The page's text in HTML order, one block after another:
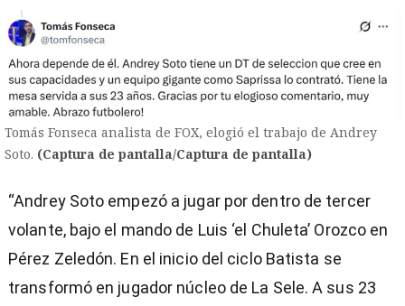
Tomás Fonseca analista de FOX, elogió el trabajo de Andrey
Soto. (Captura de pantalla/Captura de pantalla)
“Andrey Soto empezó a jugar por dentro de tercer
volante, bajo el mando de Luis ‘el Chuleta’ Orozco en
Pérez Zeledón. En el inicio del ciclo Batista se
transformó en jugador núcleo de La Sele. A sus 23